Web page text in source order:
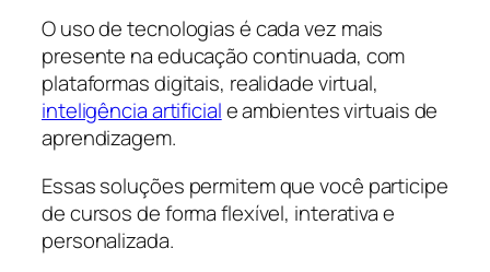
O uso de tecnologias é cada vez mais
presente na educação continuada, com
plataformas digitais, realidade virtual,
inteligência artificiale ambientes virtuais de
aprendizagem.
Essas soluções permitem que você participe
de cursos de forma flexível, interativa e
personalizada.